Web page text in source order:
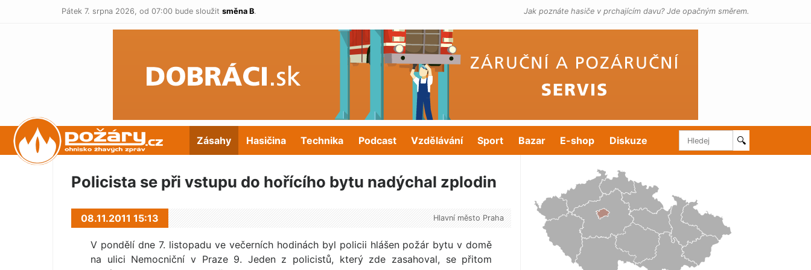
Pátek 7. srpna 2026, od 07:00 bude sloužit směna B. Jak poznáte hasiče v prchajícím davu? Jde opačným směrem.
POŽÁRY.cz Zásahy Hasičina Technika Podcast Vzdělávání Sport Bazar E-shop Diskuze 🔍
Policista se při vstupu do hořícího bytu nadýchal zplodin
08.11.2011 15:13 Hlavní město Praha
V pondělí dne 7. listopadu ve večerních hodinách byl policii hlášen požár bytu v domě
na ulici Nemocniční v Praze 9. Jeden z policistů, který zde zasahoval, se přitom